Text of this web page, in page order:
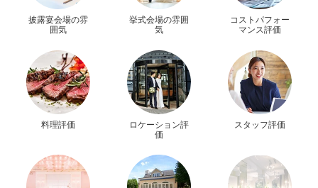
披露宴会場の雰
囲気
挙式会場の雰囲
気
コストパフォー
マンス評価
料理評価
ロケーション評
価
スタッフ評価